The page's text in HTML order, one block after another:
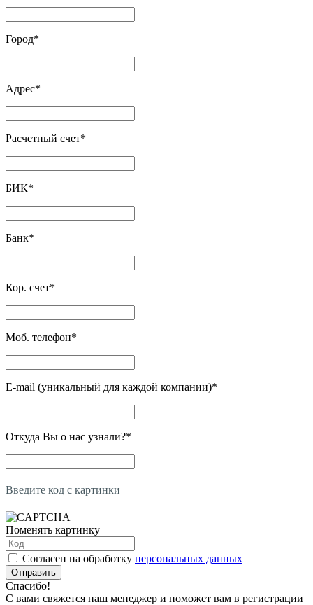
Город*
Адрес*
Расчетный счет*
БИК*
Банк*
Кор. счет*
Моб. телефон*
E-mail (уникальный для каждой компании)*
Откуда Вы о нас узнали?*
Введите код с картинки
Поменять картинку
Согласен на обработку персональных данных
Отправить
Спасибо!
С вами свяжется наш менеджер и поможет вам в регистрации